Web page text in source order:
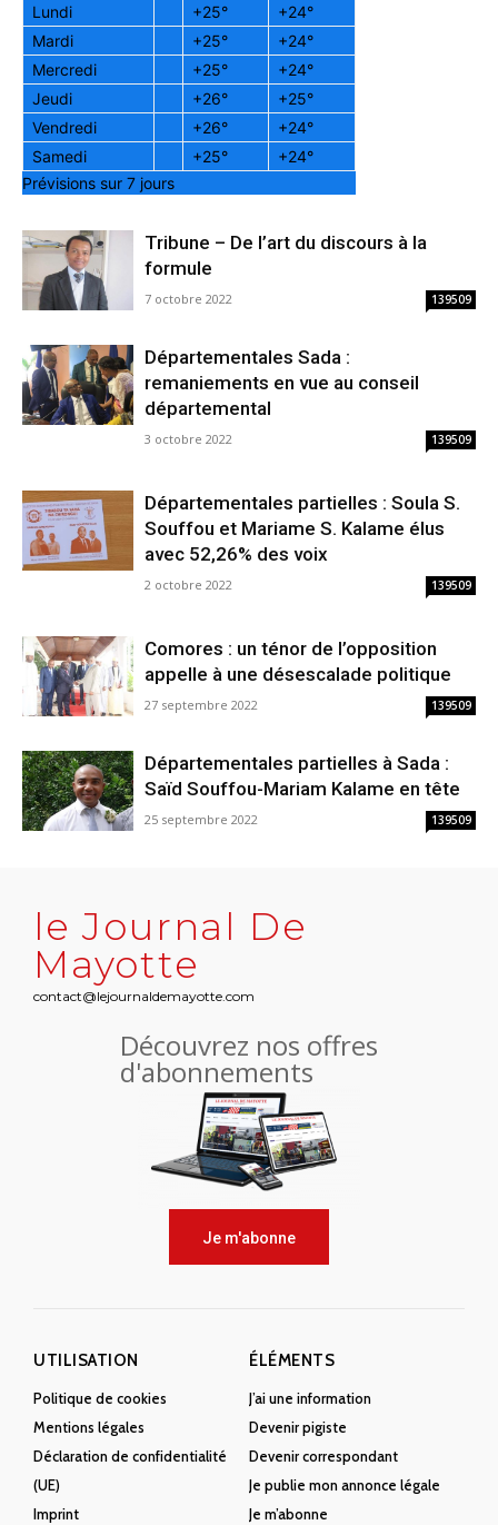
Lundi
+25° +24°
Mardi
+25° +24°
Mercredi
+25° +24°
Jeudi
+26° +25°
Vendredi
+26° +24°
Samedi
+25° +24°
Prévisions sur 7 jours
Tribune – De l’art du discours à la
formule
7 octobre 2022 139509
Départementales Sada :
remaniements en vue au conseil
départemental
3 octobre 2022 139509
Départementales partielles : Soula S.
Souffou et Mariame S. Kalame élus
avec 52,26% des voix
2 octobre 2022 139509
Comores : un ténor de l’opposition
appelle à une désescalade politique
27 septembre 2022 139509
Départementales partielles à Sada :
Saïd Souffou-Mariam Kalame en tête
25 septembre 2022 139509
le Journal De
Mayotte
contact@lejournaldemayotte.com
Découvrez nos offres
d'abonnements
Je m'abonne
UTILISATION
Politique de cookies
Mentions légales
Déclaration de confidentialité
(UE)
Imprint
ÉLÉMENTS
J’ai une information
Devenir pigiste
Devenir correspondant
Je publie mon annonce légale
Je m’abonne